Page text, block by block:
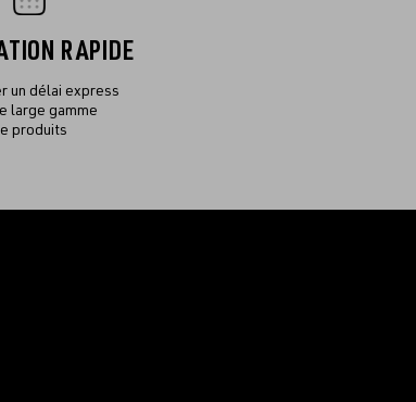
RAPIDE
un délai express
large gamme
produits